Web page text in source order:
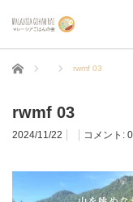
ホーム rwmf 03
rwmf 03
2024/11/22 コメント: 0